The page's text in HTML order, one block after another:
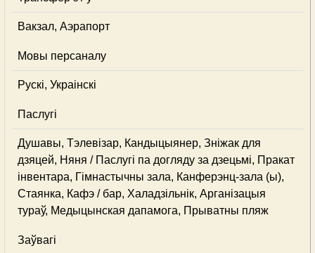
Вакзал, Аэрапорт
Мовы персаналу
Рускі, Украінскі
Паслугі
Душавы, Тэлевізар, Кандыцыянер, Зніжак для
дзяцей, Няня / Паслугі па догляду за дзецьмі, Пракат
інвентара, Гімнастычны зала, Канферэнц-зала (ы),
Стаянка, Кафэ / бар, Халадзільнік, Арганізацыя
тураў, Медыцынская дапамога, Прыватны пляж
Заўвагі